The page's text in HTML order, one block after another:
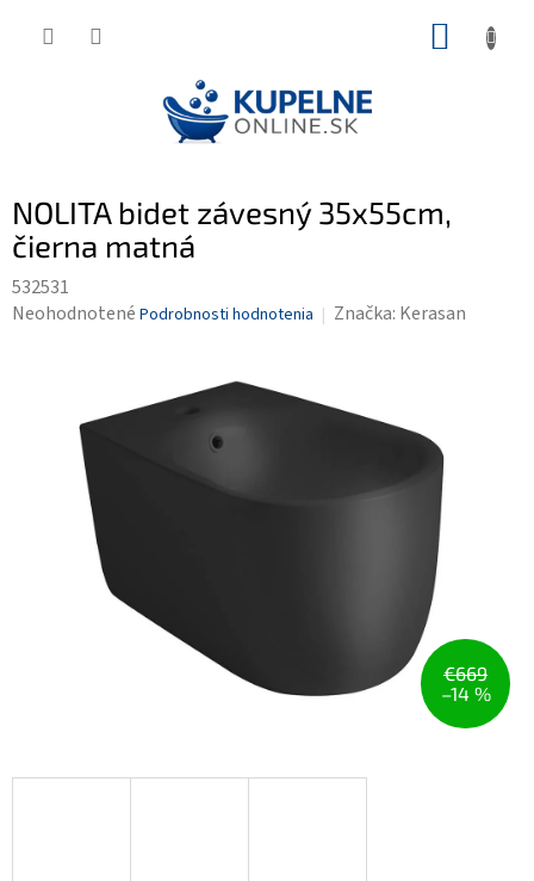
NOLITA bidet závesný 35x55cm,
čierna matná
532531
Priemerné
hviezdičiek.
Neohodnotené Podrobnosti hodnotenia Značka: Kerasan
€669
–14 %